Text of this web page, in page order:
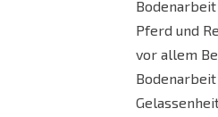
Pferd und
vor allem